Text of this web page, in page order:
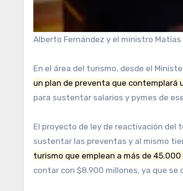
Alberto Fernández y el ministro Matías
En el área del turismo, desde el
un plan de preventa que contemplará
para sustentar salarios y pymes de
El proyecto de ley de reactivación del
sustentar las preventas y al mismo
turismo que emplean a más de
contar con $8.900 millones, ya que se